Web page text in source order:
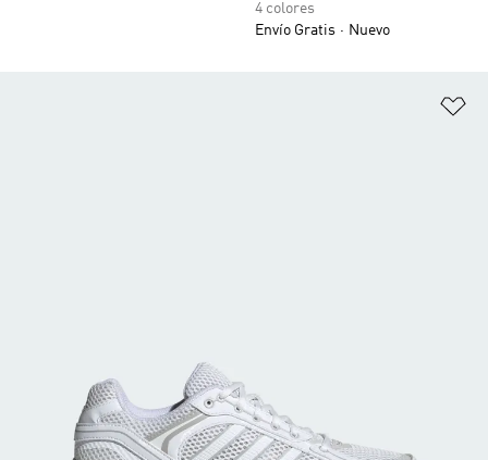
4 colores
Envío Gratis
Nuevo